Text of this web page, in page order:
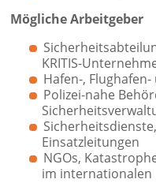
Mögliche Arbeitgeber
KRITIS-
Hafen-,
Polizei-nahe
Einsatzleitungen
NGOs,
im internationalen